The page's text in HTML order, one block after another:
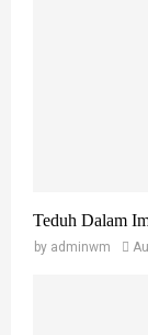
Teduh Dalam
by adminwm